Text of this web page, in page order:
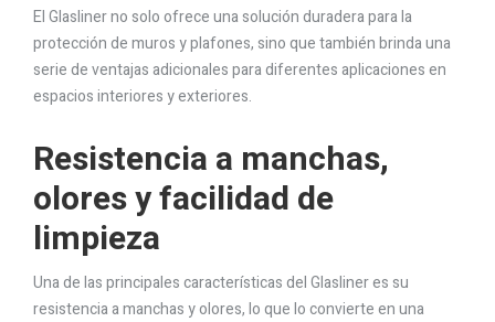
El Glasliner no solo ofrece una solución duradera para la
protección de muros y plafones, sino que también brinda una
serie de ventajas adicionales para diferentes aplicaciones en
espacios interiores y exteriores.
Resistencia a manchas,
olores y facilidad de
limpieza
Una de las principales características del Glasliner es su
resistencia a manchas y olores, lo que lo convierte en una